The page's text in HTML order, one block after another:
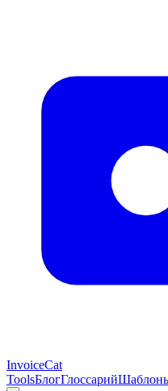
InvoiceCat
ToolsБлогГлоссарий